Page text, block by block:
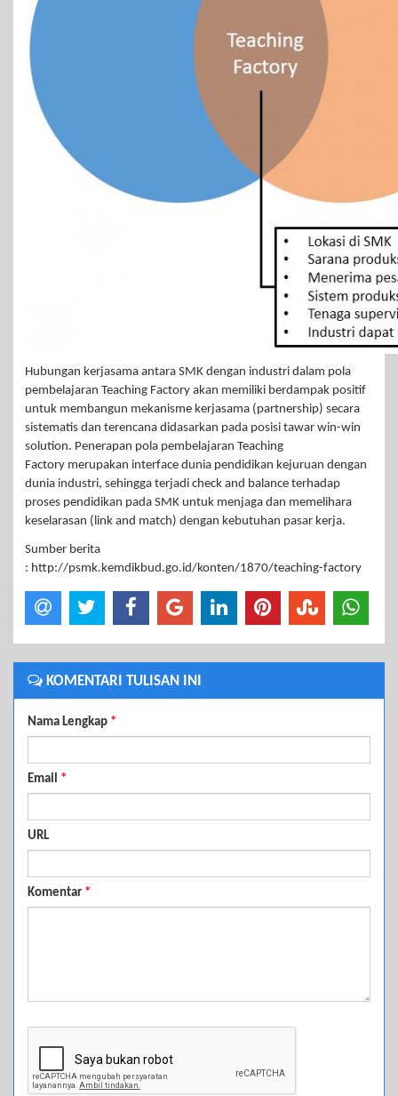
Hubungan kerjasama antara SMK dengan industri dalam pola
pembelajaran Teaching Factory akan memiliki berdampak positif
untuk membangun mekanisme kerjasama (partnership) secara
sistematis dan terencana didasarkan pada posisi tawar win-win
solution. Penerapan pola pembelajaran Teaching
Factory merupakan interface dunia pendidikan kejuruan dengan
dunia industri, sehingga terjadi check and balance terhadap
proses pendidikan pada SMK untuk menjaga dan memelihara
keselarasan (link and match) dengan kebutuhan pasar kerja.
Sumber berita
: http://psmk.kemdikbud.go.id/konten/1870/teaching-factory
KOMENTARI TULISAN INI
Nama Lengkap *
Email *
URL
Komentar *